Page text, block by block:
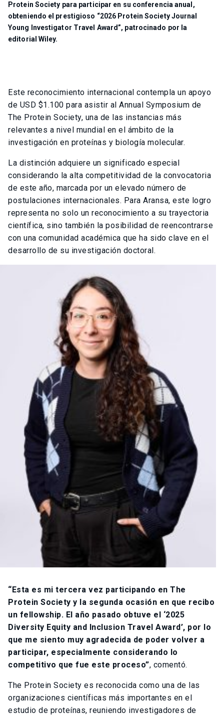
Protein Society para participar en su conferencia anual,
obteniendo el prestigioso “2026 Protein Society Journal
Young Investigator Travel Award”, patrocinado por la
editorial Wiley.
Este reconocimiento internacional contempla un apoyo
de USD $1.100 para asistir al Annual Symposium de
The Protein Society, una de las instancias más
relevantes a nivel mundial en el ámbito de la
investigación en proteínas y biología molecular.
La distinción adquiere un significado especial
considerando la alta competitividad de la convocatoria
de este año, marcada por un elevado número de
postulaciones internacionales. Para Aransa, este logro
representa no solo un reconocimiento a su trayectoria
científica, sino también la posibilidad de reencontrarse
con una comunidad académica que ha sido clave en el
desarrollo de su investigación doctoral.
“Esta es mi tercera vez participando en The
Protein Society y la segunda ocasión en que recibo
un fellowship. El año pasado obtuve el ‘2025
Diversity Equity and Inclusion Travel Award’, por lo
que me siento muy agradecida de poder volver a
participar, especialmente considerando lo
competitivo que fue este proceso”, comentó.
The Protein Society es reconocida como una de las
organizaciones científicas más importantes en el
estudio de proteínas, reuniendo investigadores de